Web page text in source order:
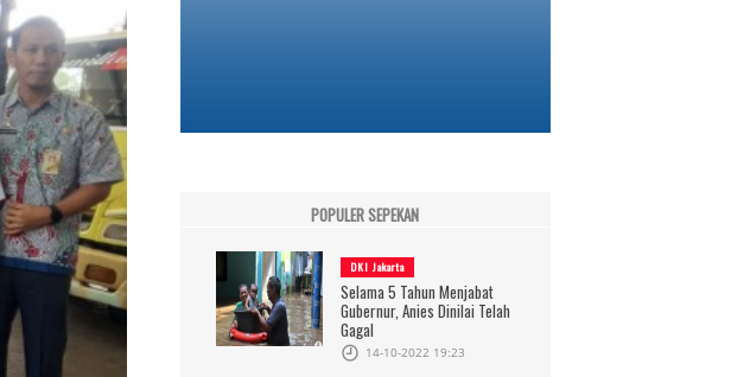
POPULER SEPEKAN
DKI Jakarta
Selama 5 Tahun Menjabat
Gubernur, Anies Dinilai Telah
Gagal
14-10-2022 19:23